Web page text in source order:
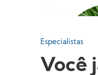
Especialistas
Você